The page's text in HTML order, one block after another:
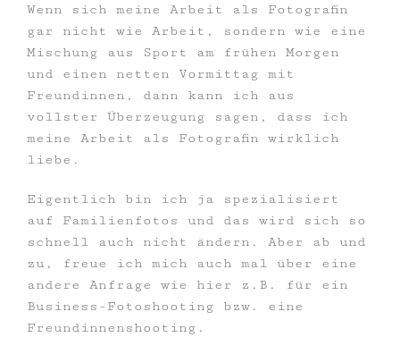
Wenn sich meine Arbeit als Fotografin
gar nicht wie Arbeit, sondern wie eine
Mischung aus Sport am frühen Morgen
und einen netten Vormittag mit
Freundinnen, dann kann ich aus
vollster Überzeugung sagen, dass ich
meine Arbeit als Fotografin wirklich
liebe.
Eigentlich bin ich ja spezialisiert
auf Familienfotos und das wird sich so
schnell auch nicht ändern. Aber ab und
zu, freue ich mich auch mal über eine
andere Anfrage wie hier z.B. für ein
Business-Fotoshooting bzw. eine
Freundinnenshooting.